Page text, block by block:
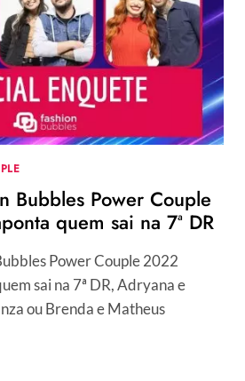
Bubbles Power Couple
quem sai na 7ª DR
Power Couple 2022
sai na 7ª DR, Adryana e
ou Brenda e Matheus